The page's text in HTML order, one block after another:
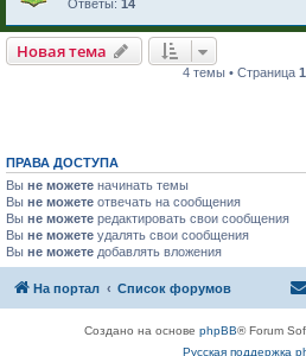
Ответы: 14
Новая тема
4 темы • Страница1
ПРАВА ДОСТУПА
Вы не можете начинать темы
Вы не можете отвечать на сообщения
Вы не можете редактировать свои сообщения
Вы не можете удалять свои сообщения
Вы не можете добавлять вложения
На портал Список форумов
Создано на основеphpBB® Forum
Русская поддержка